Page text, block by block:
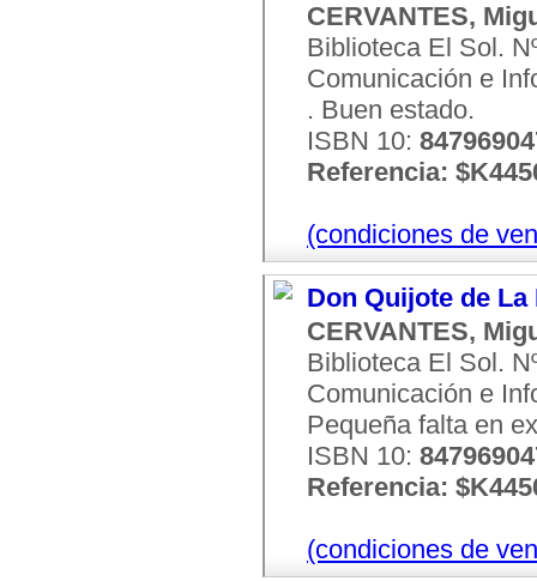
CERVANTES,
Biblioteca El Sol.
Comunicación e
. Buen estado.
ISBN 10:
Referencia:
(condiciones de
Don Quijote de La
CERVANTES,
Biblioteca El Sol.
Comunicación e
Pequeña falta en
ISBN 10:
Referencia:
(condiciones de